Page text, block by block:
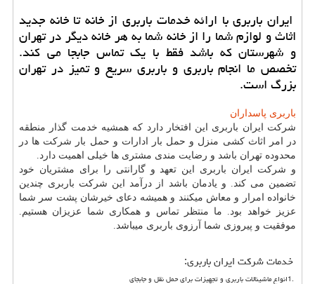
ایران باربری با ارائه خدمات باربری از خانه تا خانه جدید
اثاث و لوازم شما را از خانه شما به هر خانه دیگر در تهران
و شهرستان که باشد فقط با یک تماس جابجا می کند.
تخصص ما انجام باربری و باربری سریع و تمیز در تهران
بزرگ است.
باربری پاسداران
شرکت ایران باربری این افتخار دارد که همشیه خدمت گذار منطقه
در امر اثاث کشی منزل و حمل بار ادارات و حمل بار شرکت ها در
محدوده تهران باشد و رضایت مندی مشتری ها خیلی اهمیت دارد
و شرکت ایران باربری این تعهد و گارانتی را برای مشتریان خود
تضمین می کند. و یادمان باشد از درآمد این شرکت باربری چندین
خانواده امرار و معاش میکنند و همیشه دعای خیرشان پشت سر شما
عزیز خواهد بود. ما منتظر تماس و همکاری شما عزیزان هستیم.
موفقیت و پیروزی شما آرزوی باربری میباشد.
خدمات شرکت ایران باربری:
1.انواع ماشینالات باربری و تجهیزات برای حمل نقل و جابجای